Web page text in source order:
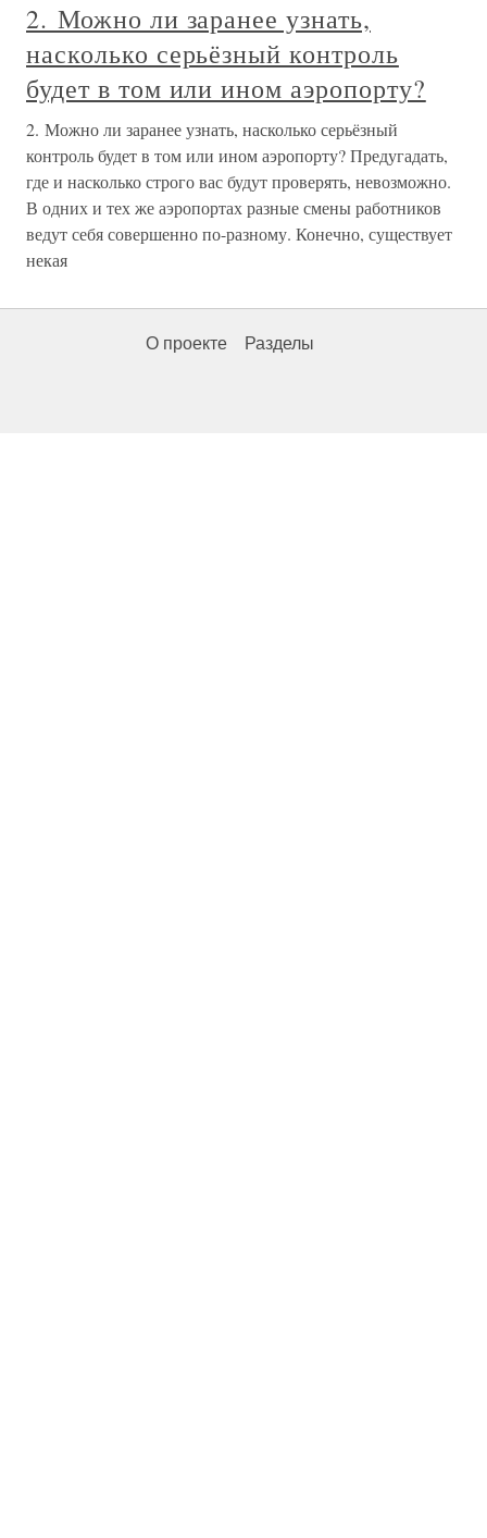
2. Можно ли заранее узнать,
насколько серьёзный контроль
будет в том или ином аэропорту?
2. Можно ли заранее узнать, насколько серьёзный
контроль будет в том или ином аэропорту? Предугадать,
где и насколько строго вас будут проверять, невозможно.
В одних и тех же аэропортах разные смены работников
ведут себя совершенно по-разному. Конечно, существует
некая
О проекте Разделы